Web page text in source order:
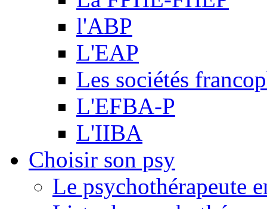
l'ABP
L'EAP
Les sociétés
L'EFBA-P
L'IIBA
Choisir son psy
Le psychothérapeute